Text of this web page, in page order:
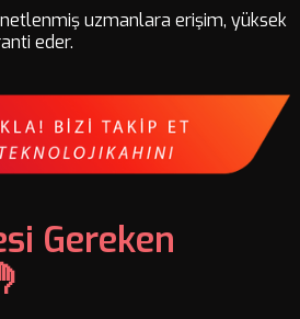
uzmanlara erişim, yüksek
eder.
Gereken